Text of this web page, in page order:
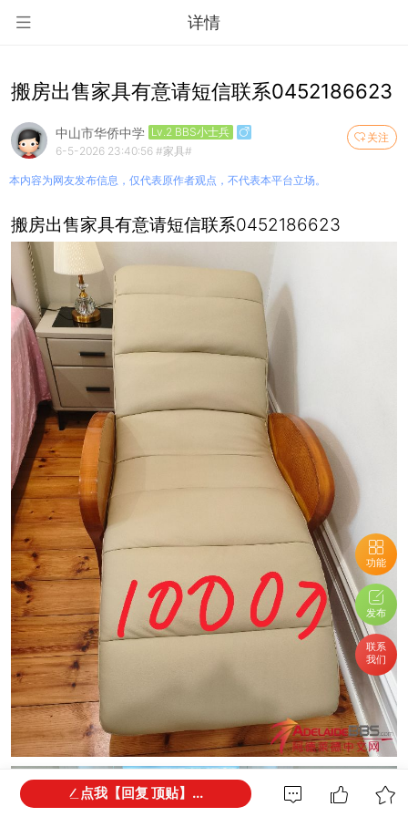
详情
功能
发布
联系
我们
搬房出售家具有意请短信联系0452186623
关注
中山市华侨中学 Lv.2 BBS小士兵
6-5-2026 23:40:56 #家具#
本内容为网友发布信息，仅代表原作者观点，不代表本平台立场。
搬房出售家具有意请短信联系0452186623
点我【回复 顶贴】...